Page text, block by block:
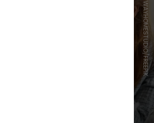
WAYHOMESTUDIO/FREEPIK